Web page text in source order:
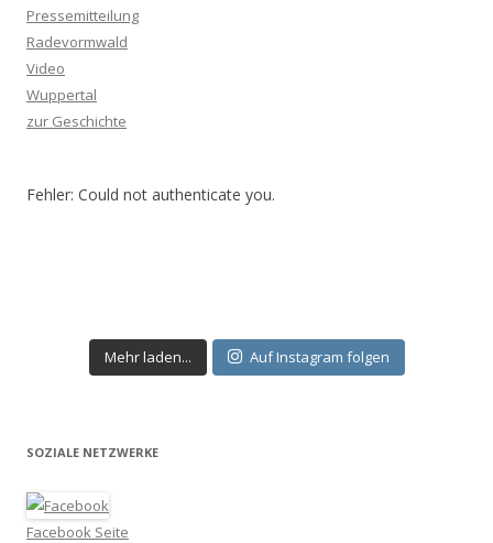
Pressemitteilung
Radevormwald
Video
Wuppertal
zur Geschichte
Fehler: Could not authenticate you.
Mehr laden... Auf Instagram folgen
SOZIALE NETZWERKE
Facebook Seite